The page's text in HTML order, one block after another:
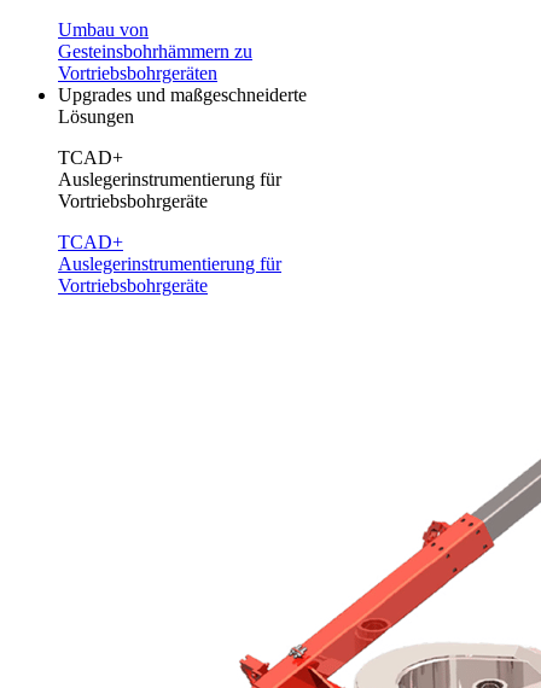
Umbau von
Gesteinsbohrhämmern zu
Vortriebsbohrgeräten
Upgrades und maßgeschneiderte
Lösungen
TCAD+
Auslegerinstrumentierung für
Vortriebsbohrgeräte
TCAD+
Auslegerinstrumentierung für
Vortriebsbohrgeräte